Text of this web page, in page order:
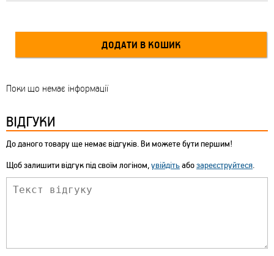
Поки що немає інформації
ВІДГУКИ
До даного товару ще немає відгуків. Ви можете бути першим!
Щоб залишити відгук під своїм логіном,увійдітьабозареєструйтеся.